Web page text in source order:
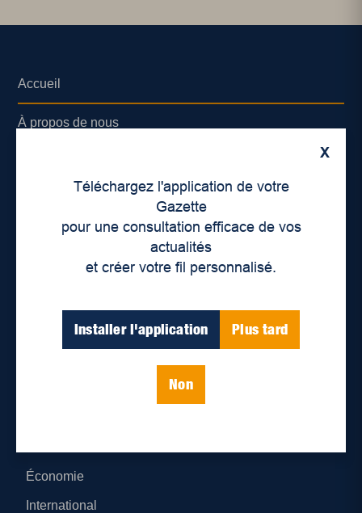
X
Téléchargez l'application de votre
Gazette
pour une consultation efficace de vos
actualités
et créer votre fil personnalisé.
Installer l'application Plus tard
Non
Accueil
À propos de nous
Lieux de distribution
Économie
International